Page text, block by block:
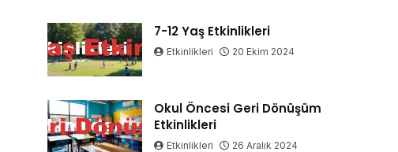
7-12 Yaş Etkinlikleri
Etkinlikleri 20 Ekim 2024
Okul Öncesi Geri Dönüşüm
Etkinlikleri
Etkinlikleri 26 Aralık 2024